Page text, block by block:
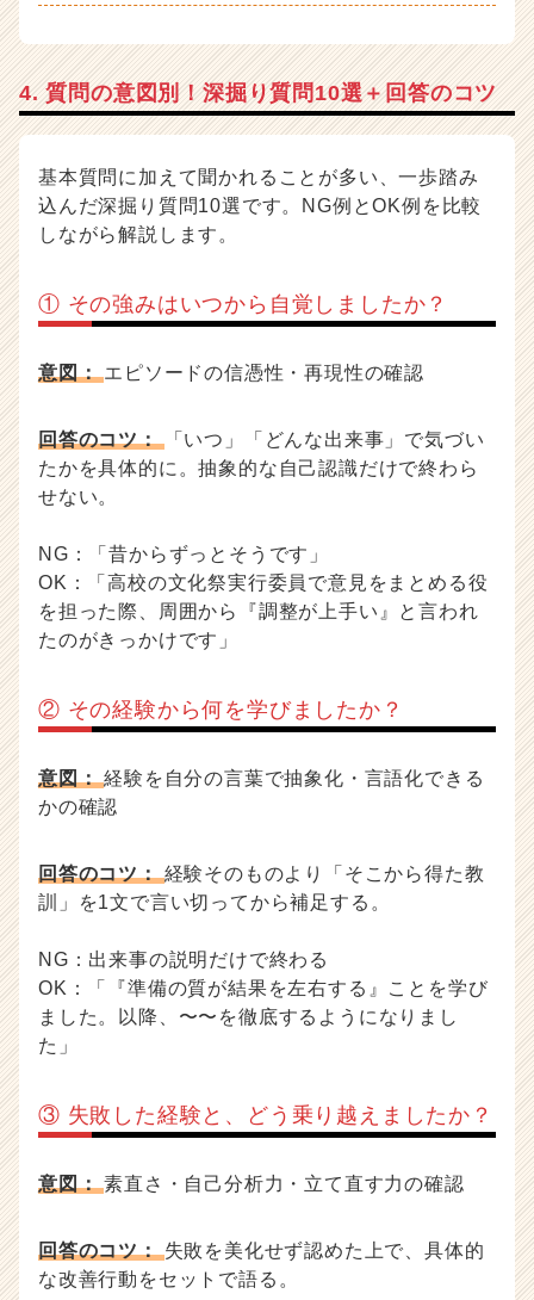
4. 質問の意図別！深掘り質問10選＋回答のコツ
基本質問に加えて聞かれることが多い、一歩踏み
込んだ深掘り質問10選です。NG例とOK例を比較
しながら解説します。
① その強みはいつから自覚しましたか？
意図：エピソードの信憑性・再現性の確認
回答のコツ：「いつ」「どんな出来事」で気づい
たかを具体的に。抽象的な自己認識だけで終わら
せない。
NG：「昔からずっとそうです」
OK：「高校の文化祭実行委員で意見をまとめる役
を担った際、周囲から『調整が上手い』と言われ
たのがきっかけです」
② その経験から何を学びましたか？
意図：経験を自分の言葉で抽象化・言語化できる
かの確認
回答のコツ：経験そのものより「そこから得た教
訓」を1文で言い切ってから補足する。
NG：出来事の説明だけで終わる
OK：「『準備の質が結果を左右する』ことを学び
ました。以降、〜〜を徹底するようになりまし
た」
③ 失敗した経験と、どう乗り越えましたか？
意図：素直さ・自己分析力・立て直す力の確認
回答のコツ：失敗を美化せず認めた上で、具体的
な改善行動をセットで語る。